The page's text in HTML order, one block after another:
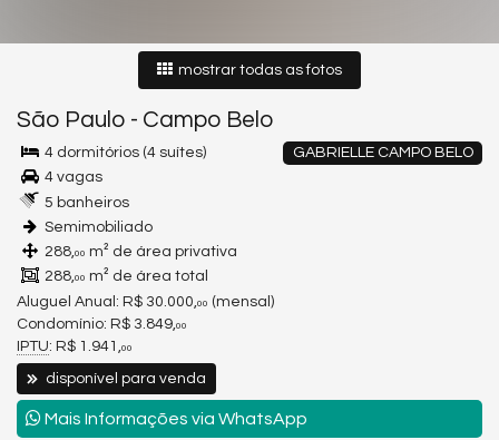
mostrar todas as fotos
São Paulo - Campo Belo
GABRIELLE CAMPO BELO
4 dormitórios (4 suítes)
4 vagas
5 banheiros
Semimobiliado
288,00 m² de área privativa
288,00 m² de área total
Aluguel Anual: R$ 30.000,00 (mensal)
Condomínio: R$ 3.849,00
IPTU: R$ 1.941,00
disponível para venda
Mais Informações via WhatsApp